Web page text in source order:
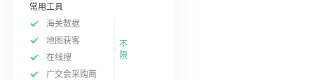
常用工具
海关数据
地图获客
在线搜
广交会采购商
不
限